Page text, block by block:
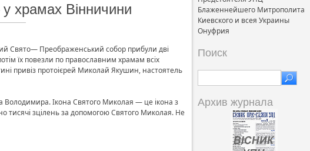
храмах Вінничини
Свято— Преображенський собор прибули дві
їх повезли по православним храмам всіх
привіз протоієрей Миколай Якушин, настоятель
Ікона Святого Миколая — це ікона з
тисячі зцілень за допомогою Святого Миколая. Не
Блаженнейшего Митрополита
Киевского и всея Украины
Онуфрия
Поиск
Архив журнала